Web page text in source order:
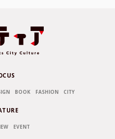
BOOK FASHION CITY
EVENT